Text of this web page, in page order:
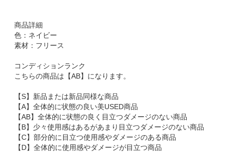
商品詳細
色：ネイビー
素材：フリース
コンディションランク
こちらの商品は【AB】になります。
【S】新品または新品同様な商品
【A】全体的に状態の良い美USED商品
【AB】全体的に状態の良く目立つダメージのない商品
【B】少々使用感はあるがあまり目立つダメージのない商品
【C】部分的に目立つ使用感やダメージのある商品
【D】全体的に使用感やダメージが目立つ商品